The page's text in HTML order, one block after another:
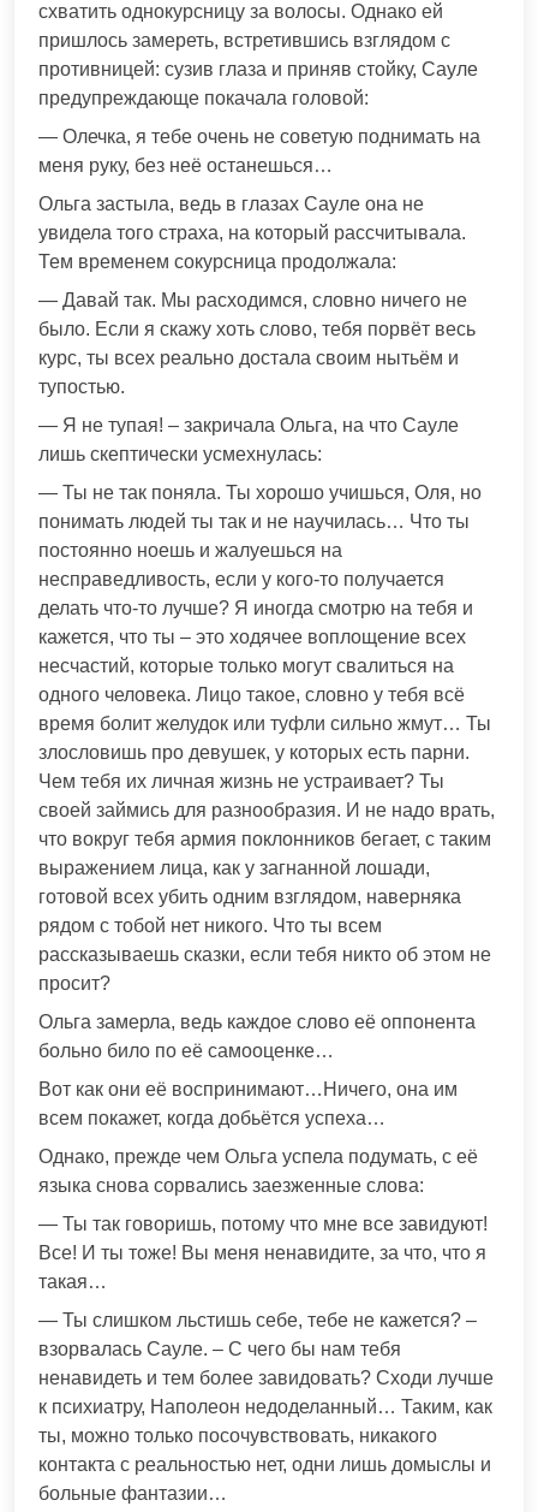
схватить однокурсницу за волосы. Однако ей
пришлось замереть, встретившись взглядом с
противницей: сузив глаза и приняв стойку, Сауле
предупреждающе покачала головой:
— Олечка, я тебе очень не советую поднимать на
меня руку, без неё останешься…
Ольга застыла, ведь в глазах Сауле она не
увидела того страха, на который рассчитывала.
Тем временем сокурсница продолжала:
— Давай так. Мы расходимся, словно ничего не
было. Если я скажу хоть слово, тебя порвёт весь
курс, ты всех реально достала своим нытьём и
тупостью.
— Я не тупая! – закричала Ольга, на что Сауле
лишь скептически усмехнулась:
— Ты не так поняла. Ты хорошо учишься, Оля, но
понимать людей ты так и не научилась… Что ты
постоянно ноешь и жалуешься на
несправедливость, если у кого-то получается
делать что-то лучше? Я иногда смотрю на тебя и
кажется, что ты – это ходячее воплощение всех
несчастий, которые только могут свалиться на
одного человека. Лицо такое, словно у тебя всё
время болит желудок или туфли сильно жмут… Ты
злословишь про девушек, у которых есть парни.
Чем тебя их личная жизнь не устраивает? Ты
своей займись для разнообразия. И не надо врать,
что вокруг тебя армия поклонников бегает, с таким
выражением лица, как у загнанной лошади,
готовой всех убить одним взглядом, наверняка
рядом с тобой нет никого. Что ты всем
рассказываешь сказки, если тебя никто об этом не
просит?
Ольга замерла, ведь каждое слово её оппонента
больно било по её самооценке…
Вот как они её воспринимают…Ничего, она им
всем покажет, когда добьётся успеха…
Однако, прежде чем Ольга успела подумать, с её
языка снова сорвались заезженные слова:
— Ты так говоришь, потому что мне все завидуют!
Все! И ты тоже! Вы меня ненавидите, за что, что я
такая…
— Ты слишком льстишь себе, тебе не кажется? –
взорвалась Сауле. – С чего бы нам тебя
ненавидеть и тем более завидовать? Сходи лучше
к психиатру, Наполеон недоделанный… Таким, как
ты, можно только посочувствовать, никакого
контакта с реальностью нет, одни лишь домыслы и
больные фантазии…